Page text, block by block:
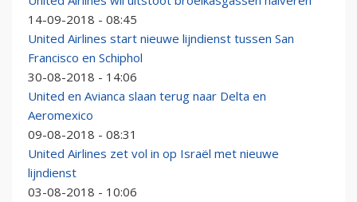
14-09-2018 - 08:45
United Airlines start nieuwe lijndienst tussen San
Francisco en Schiphol
30-08-2018 - 14:06
United en Avianca slaan terug naar Delta en
Aeromexico
09-08-2018 - 08:31
United Airlines zet vol in op Israël met nieuwe
lijndienst
03-08-2018 - 10:06